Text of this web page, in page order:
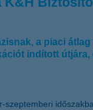
a piaci
indított
szeptemberi